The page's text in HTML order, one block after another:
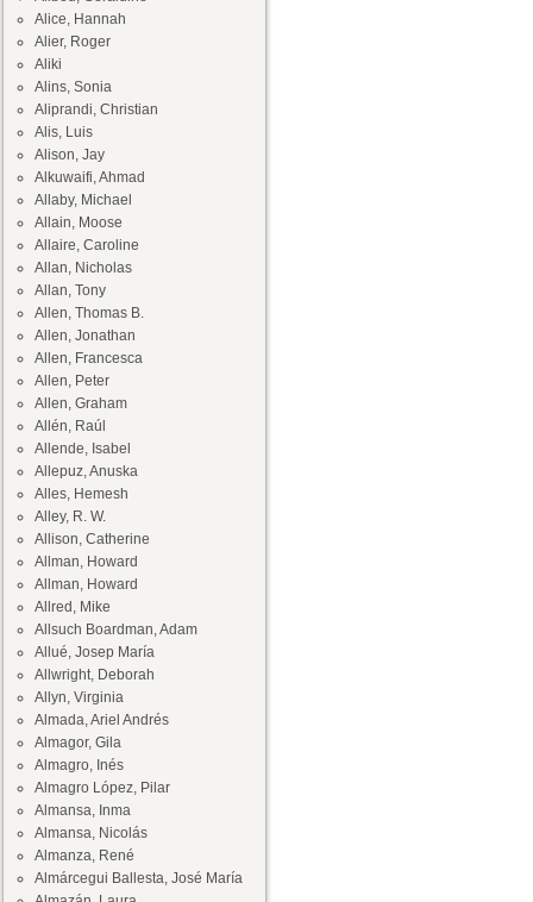
Alice, Hannah
Alier, Roger
Aliki
Alins, Sonia
Aliprandi, Christian
Alis, Luis
Alison, Jay
Alkuwaifi, Ahmad
Allaby, Michael
Allain, Moose
Allaire, Caroline
Allan, Nicholas
Allan, Tony
Allen, Thomas B.
Allen, Jonathan
Allen, Francesca
Allen, Peter
Allen, Graham
Allén, Raúl
Allende, Isabel
Allepuz, Anuska
Alles, Hemesh
Alley, R. W.
Allison, Catherine
Allman, Howard
Allman, Howard
Allred, Mike
Allsuch Boardman, Adam
Allué, Josep María
Allwright, Deborah
Allyn, Virginia
Almada, Ariel Andrés
Almagor, Gila
Almagro, Inés
Almagro López, Pilar
Almansa, Inma
Almansa, Nicolás
Almanza, René
Almárcegui Ballesta, José María